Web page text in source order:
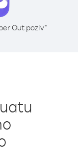
Out poziv"